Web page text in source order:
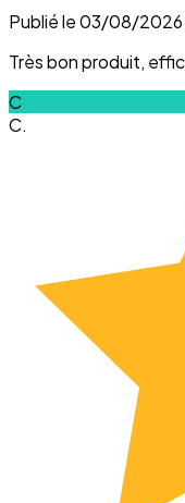
Publié le 03/08/2026
Très bon produit,
C
C.